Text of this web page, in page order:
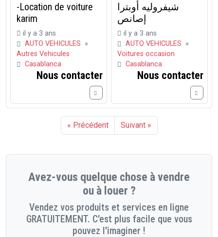
-Location de voiture
karim
il y a 3 ans
AUTO VEHICULES »
Autres Vehicules
Casablanca
Nous contacter
شيفروليه أوبترا
إصانص
il y a 3 ans
AUTO VEHICULES »
Voitures occasion
Casablanca
Nous contacter
« Précédent Suivant »
Avez-vous quelque chose à vendre
ou à louer ?
Vendez vos produits et services en ligne
GRATUITEMENT. C'est plus facile que vous
pouvez l'imaginer !